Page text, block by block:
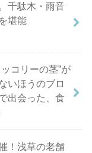
千駄木・雨音
堪能
コリーの茎”が
いほうのブロ
出会った、食
！浅草の老舗